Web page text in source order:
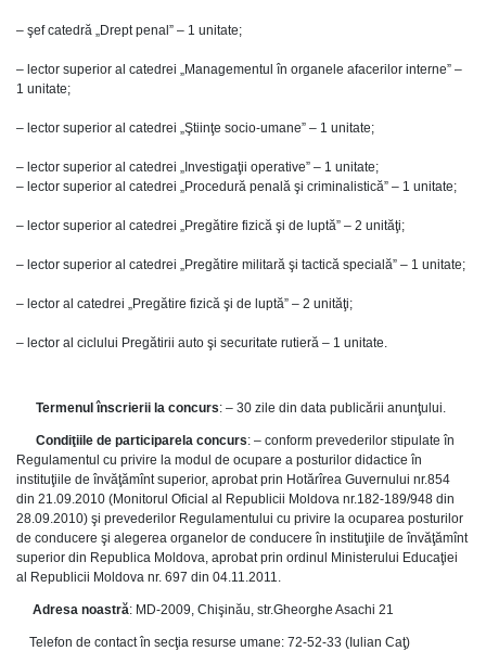
– şef catedră „Drept penal” – 1 unitate;
– lector superior al catedrei „Managementul în organele afacerilor interne” –
1 unitate;
– lector superior al catedrei „Ştiinţe socio-umane” – 1 unitate;
– lector superior al catedrei „Investigaţii operative” – 1 unitate;
– lector superior al catedrei „Procedură penală şi criminalistică” – 1 unitate;
– lector superior al catedrei „Pregătire fizică şi de luptă” – 2 unităţi;
– lector superior al catedrei „Pregătire militară şi tactică specială” – 1 unitate;
– lector al catedrei „Pregătire fizică şi de luptă” – 2 unităţi;
– lector al ciclului Pregătirii auto şi securitate rutieră – 1 unitate.
Termenul înscrierii la concurs: – 30 zile din data publicării anunţului.
Condiţiile de participarela concurs: – conform prevederilor stipulate în
Regulamentul cu privire la modul de ocupare a posturilor didactice în
instituţiile de învăţămînt superior, aprobat prin Hotărîrea Guvernului nr.854
din 21.09.2010 (Monitorul Oficial al Republicii Moldova nr.182-189/948 din
28.09.2010) şi prevederilor Regulamentului cu privire la ocuparea posturilor
de conducere şi alegerea organelor de conducere în instituţiile de învăţămînt
superior din Republica Moldova, aprobat prin ordinul Ministerului Educaţiei
al Republicii Moldova nr. 697 din 04.11.2011.
Adresa noastră: MD-2009, Chişinău, str.Gheorghe Asachi 21
Telefon de contact în secţia resurse umane: 72-52-33 (Iulian Caţ)